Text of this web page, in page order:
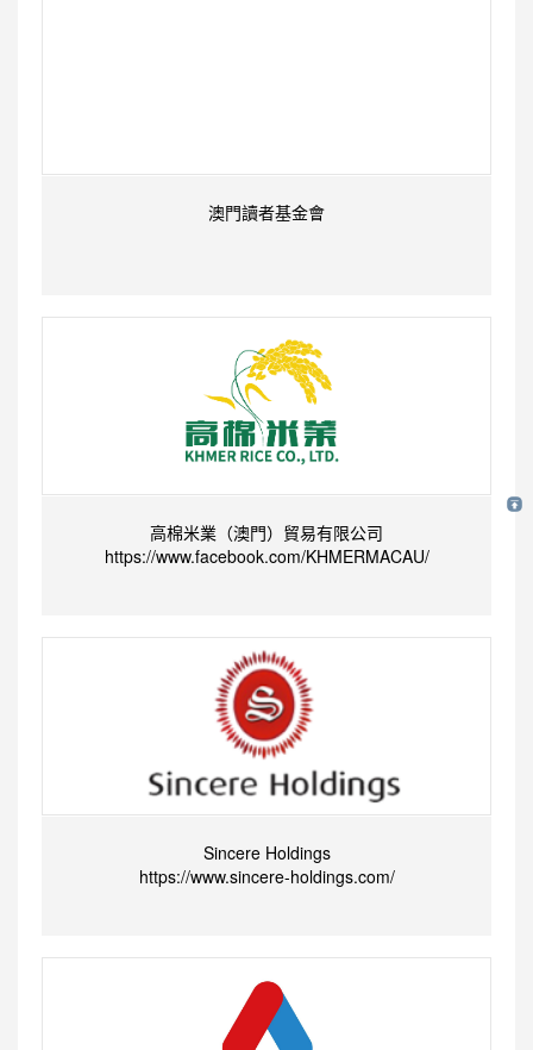
澳門讀者基金會
高棉米業（澳門）貿易有限公司
https://www.facebook.com/KHMERMACAU/
Sincere Holdings
https://www.sincere-holdings.com/